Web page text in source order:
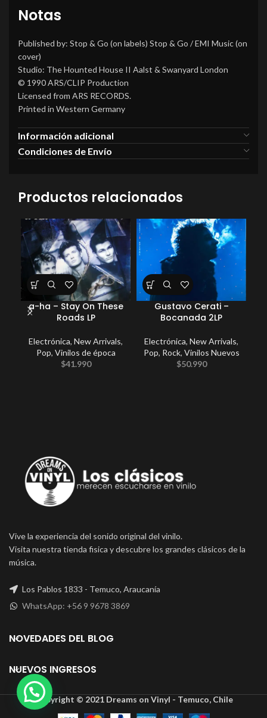
Notas
Published by: Stop & Go (on labels) Stop & Go / EMI Music (on
cover)
Studio: The Hounted House II Aalst & Swanyard London
© 1990 ARS/CLIP Production
Licensed from ARS RECORDS.
Printed in Western Germany
Información adicional
Condiciones de Envío
Productos relacionados
a-ha – Stay On These
Roads LP
Electrónica, New Arrivals,
Pop, Vinilos de época
$41.990
Gustavo Cerati –
Bocanada 2LP
Electrónica, New Arrivals,
Pop, Rock, Vinilos Nuevos
$50.990
Vive la experiencia del sonido original del vinilo.
Visita nuestra tienda fisica y descubre los grandes clásicos de la
música.
Los Pablos 1833 - Temuco, Araucanía
WhatsApp: +56 9 9678 3869
NOVEDADES DEL BLOG
NUEVOS INGRESOS
Copyright © 2021 Dreams on Vinyl - Temuco, Chile